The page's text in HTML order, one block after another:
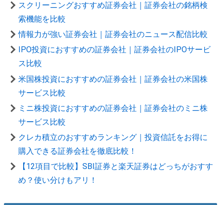
スクリーニングおすすめ証券会社｜証券会社の銘柄検
索機能を比較
情報力が強い証券会社｜証券会社のニュース配信比較
IPO投資におすすめの証券会社｜証券会社のIPOサービ
ス比較
米国株投資におすすめの証券会社｜証券会社の米国株
サービス比較
ミニ株投資におすすめの証券会社｜証券会社のミニ株
サービス比較
クレカ積立のおすすめランキング｜投資信託をお得に
購入できる証券会社を徹底比較！
【12項目で比較】SBI証券と楽天証券はどっちがおすす
め？使い分けもアリ！